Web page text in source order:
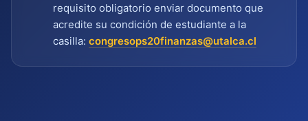
requisito obligatorio enviar documento que
acredite su condición de estudiante a la
casilla: congresops20finanzas@utalca.cl